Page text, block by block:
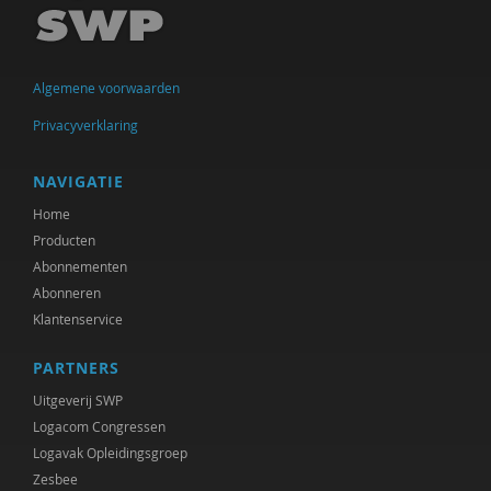
Mariëlle Cuijpers
Annelieke Damen
Norbert de Kooter
Peter de Lange
Michiel de Ronde
Marcel de Rooij
Joep Dohmen
Olaf Galisch
Bert Gasenbeek
Anne Goossensen
Algemene voorwaarden
Privacyverklaring
NAVIGATIE
Home
Producten
Abonnementen
Abonneren
Klantenservice
PARTNERS
Uitgeverij SWP
Logacom Congressen
Logavak Opleidingsgroep
Zesbee